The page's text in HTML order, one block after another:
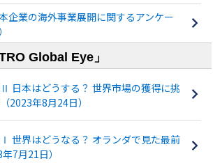
企業の海外事業展開に関するアンケー
Global Eye」
日本はどうする？ 世界市場の獲得に挑
2023年8月24日）
世界はどうなる？ オランダで見た最前
7月21日）